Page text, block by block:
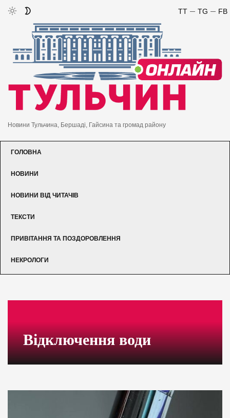
FB
TG
TT
Новини Тульчина, Бершаді, Гайсина та громад району
ГОЛОВНА
НОВИНИ
НОВИНИ ВІД ЧИТАЧІВ
ТЕКСТИ
ПРИВІТАННЯ ТА ПОЗДОРОВЛЕННЯ
НЕКРОЛОГИ
Відключення води